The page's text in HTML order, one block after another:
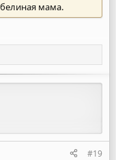
мама.
#19